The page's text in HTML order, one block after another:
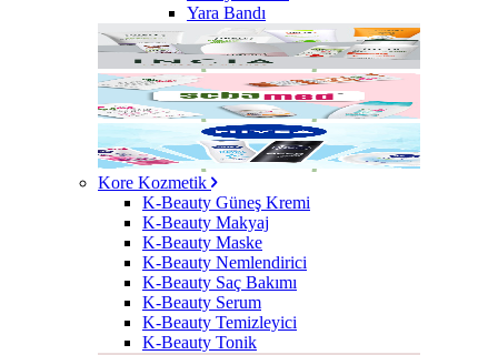
Yara Bandı
Kore Kozmetik
K-Beauty Güneş Kremi
K-Beauty Makyaj
K-Beauty Maske
K-Beauty Nemlendirici
K-Beauty Saç Bakımı
K-Beauty Serum
K-Beauty Temizleyici
K-Beauty Tonik